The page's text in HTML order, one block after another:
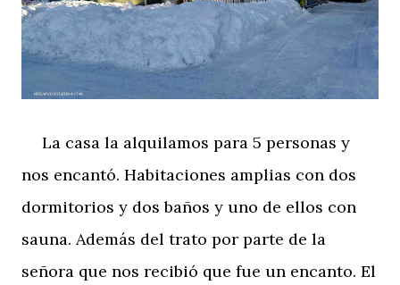
La casa la alquilamos para 5 personas y
nos encantó. Habitaciones amplias con dos
dormitorios y dos baños y uno de ellos con
sauna. Además del trato por parte de la
señora que nos recibió que fue un encanto. El